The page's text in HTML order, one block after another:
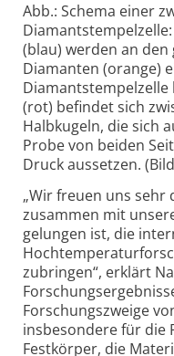
Abb.: Schema einer
(blau) werden an
Diamanten (orange)
(rot) befindet sich
Halbkugeln, die sich
Probe von beiden
Druck aussetzen.
„Wir freuen uns sehr
zusammen mit
gelungen ist, die
zubringen“, erklärt
Forschungs­zweige
insbesondere für die
Festkörper, die